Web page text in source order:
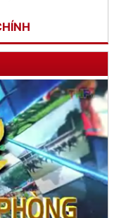
KHÉO
Minh